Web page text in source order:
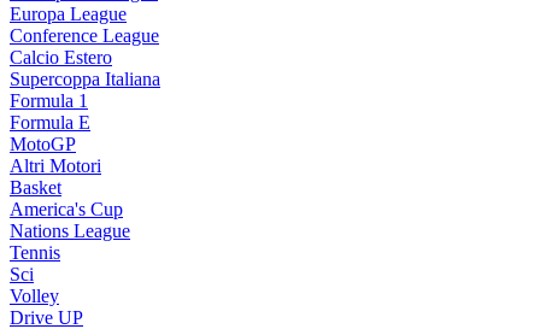
Europa League
Conference League
Calcio Estero
Supercoppa Italiana
Formula 1
Formula E
MotoGP
Altri Motori
Basket
America's Cup
Nations League
Tennis
Sci
Volley
Drive UP